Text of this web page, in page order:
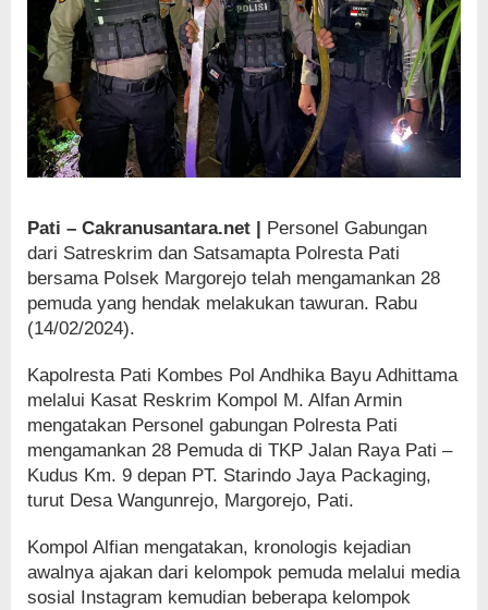
Pati – Cakranusantara.net | Personel Gabungan
dari Satreskrim dan Satsamapta Polresta Pati
bersama Polsek Margorejo telah mengamankan 28
pemuda yang hendak melakukan tawuran. Rabu
(14/02/2024).
Kapolresta Pati Kombes Pol Andhika Bayu Adhittama
melalui Kasat Reskrim Kompol M. Alfan Armin
mengatakan Personel gabungan Polresta Pati
mengamankan 28 Pemuda di TKP Jalan Raya Pati –
Kudus Km. 9 depan PT. Starindo Jaya Packaging,
turut Desa Wangunrejo, Margorejo, Pati.
Kompol Alfian mengatakan, kronologis kejadian
awalnya ajakan dari kelompok pemuda melalui media
sosial Instagram kemudian beberapa kelompok